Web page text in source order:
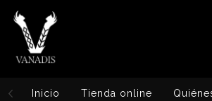
Inicio Tienda online